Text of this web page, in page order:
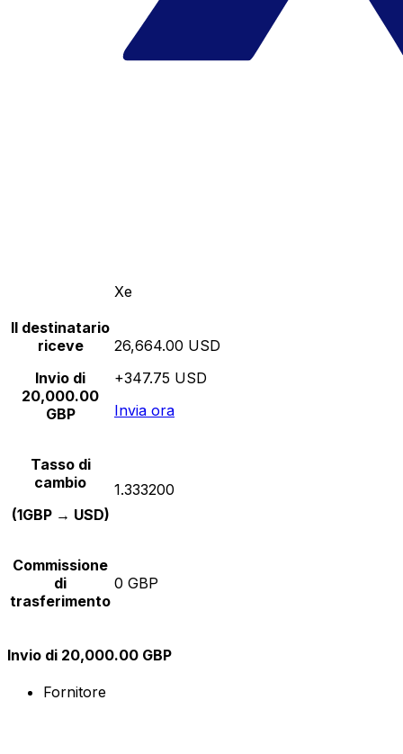
Xe
Il destinatario
riceve
Invio di
20,000.00
GBP
26,664.00 USD
+347.75 USD
Invia ora
Tasso di
cambio
(1GBP → USD)
1.333200
Commissione
di
trasferimento
0 GBP
Invio di 20,000.00 GBP
Fornitore